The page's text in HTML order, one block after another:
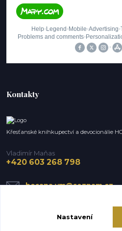
Kontakty
Křesťanské knihkupectví a devocionálie
Vladimír Maňas
+420 603 268 798
hosana.vm@seznam.cz
Nastavení